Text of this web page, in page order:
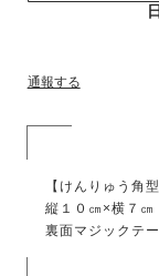
通報する
【けんりゅう角
縦１０㎝×横７㎝
裏面マジックテ